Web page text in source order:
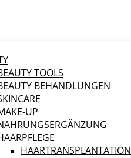
TOOLS
BEHANDLUNGEN
UP
HAARTRANSPLANTATION